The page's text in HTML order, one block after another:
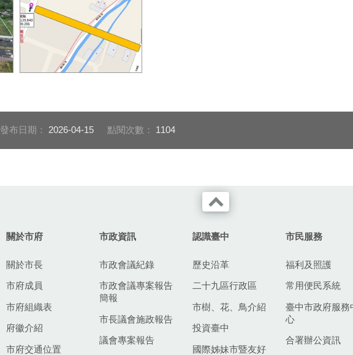
發布日期： 2026-04-15 點閱次數： 1104
關於市府
關於市長
市府成員
市府組織表
府徽介紹
市府交通位置
市政資訊
市政會議紀錄
市政會議專案報告
簡報
市長議會施政報告
議會專案報告
認識臺中
歷史沿革
二十九區行政區
市樹、花、鳥介紹
投資臺中
國際姊妹市暨友好
市民服務
福利及照護
常用便民系統
臺中市政府服務
心
合署辦公資訊